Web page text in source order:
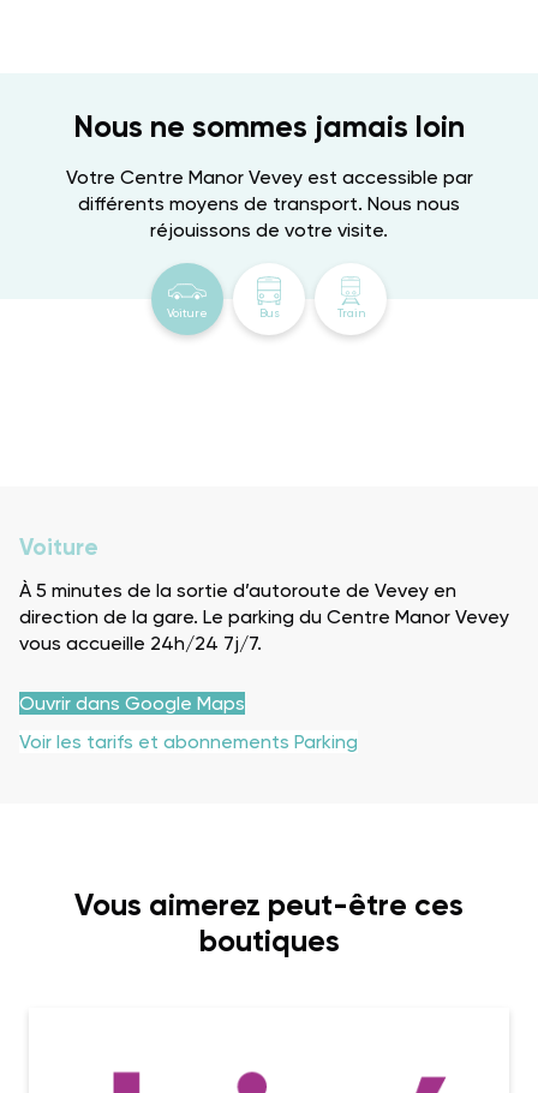
Nous ne sommes jamais loin
Votre Centre Manor Vevey est accessible par
différents moyens de transport. Nous nous
réjouissons de votre visite.
Voiture Bus Train
Voiture
À 5 minutes de la sortie d’autoroute de Vevey en
direction de la gare. Le parking du Centre Manor Vevey
vous accueille 24h/24 7j/7.
Ouvrir dans Google Maps
Voir les tarifs et abonnements Parking
Vous aimerez peut-être ces
boutiques